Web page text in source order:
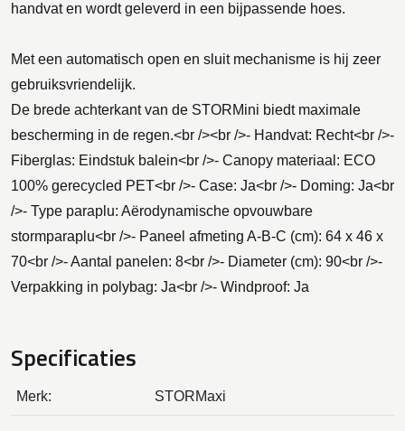
handvat en wordt geleverd in een bijpassende hoes.
Met een automatisch open en sluit mechanisme is hij zeer
gebruiksvriendelijk.
De brede achterkant van de STORMini biedt maximale
bescherming in de regen.<br /><br />- Handvat: Recht<br />-
Fiberglas: Eindstuk balein<br />- Canopy materiaal: ECO
100% gerecycled PET<br />- Case: Ja<br />- Doming: Ja<br
/>- Type paraplu: Aërodynamische opvouwbare
stormparaplu<br />- Paneel afmeting A-B-C (cm): 64 x 46 x
70<br />- Aantal panelen: 8<br />- Diameter (cm): 90<br />-
Verpakking in polybag: Ja<br />- Windproof: Ja
Specificaties
Merk: STORMaxi